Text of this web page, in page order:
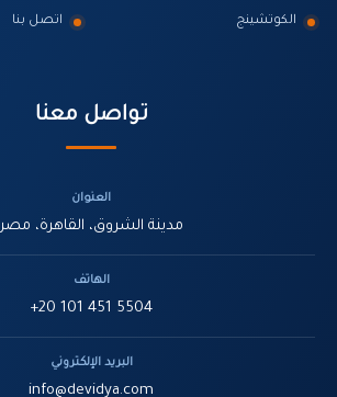
الكوتشينج اتصل بنا
تواصل معنا
العنوان
مدينة الشروق، القاهرة، مصر
الهاتف
+20 101 451 5504
البريد الإلكتروني
info@devidya.com